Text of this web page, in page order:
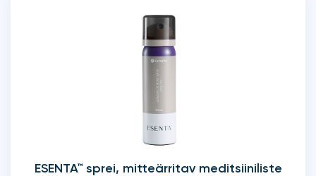
ESENTA™ sprei, mitteärritav meditsiiniliste